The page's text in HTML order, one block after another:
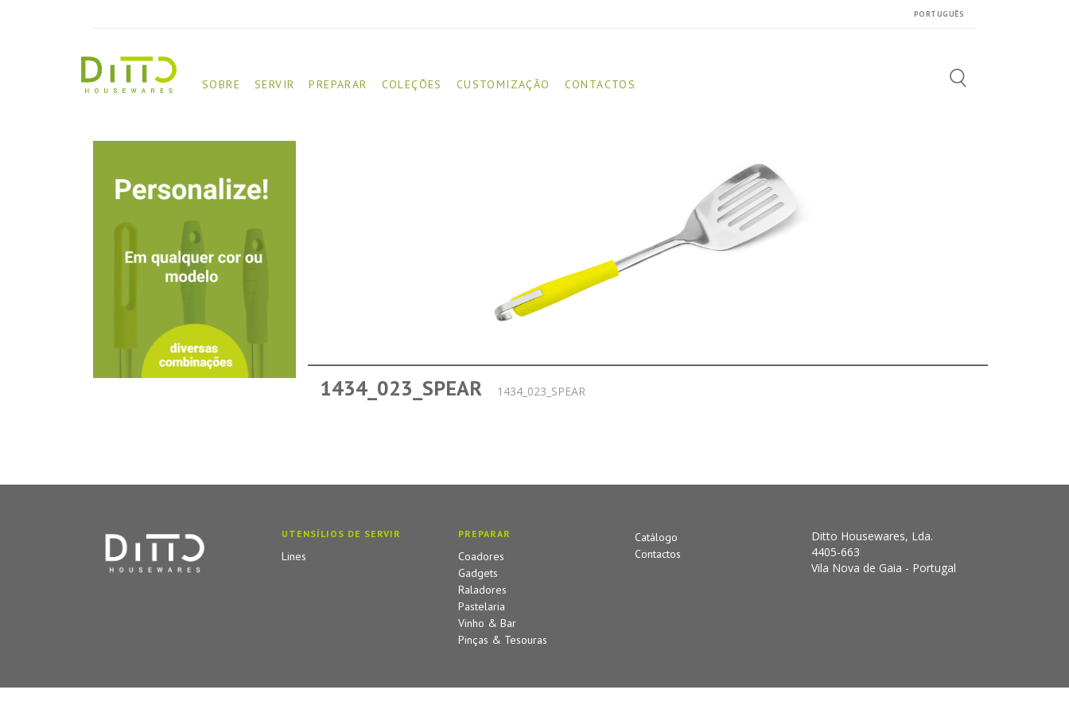
PORTUGUÊS
SOBRE SERVIR PREPARAR COLEÇÕES CUSTOMIZAÇÃO CONTACTOS
Search
1434_023_SPEAR 1434_023_SPEAR
UTENSÍLIOS DE SERVIR
Lines
PREPARAR
Coadores
Gadgets
Raladores
Pastelaria
Vinho & Bar
Pinças & Tesouras
Catálogo
Contactos
Ditto Housewares, Lda.
4405-663
Vila Nova de Gaia - Portugal